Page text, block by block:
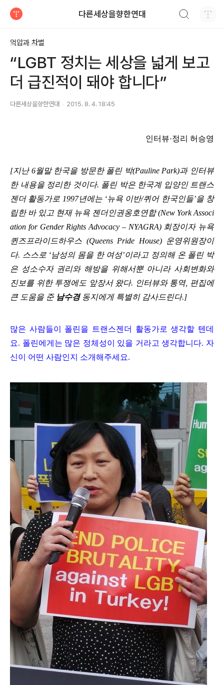
다른세상을향한연대
억압과 차별
“LGBT 정치는 세상을 넓게 보고
더 급진적이 돼야 합니다”
다른세상을향한연대 2015. 8. 4. 18:45
인터뷰·정리 허승영
[지난 6월말 한국을 방문한 폴린 박(Pauline Park)과 인터뷰
한 내용을 정리한 것이다. 폴린 박은 한국계 입양인 트랜스
젠더 활동가로 1997년에는 ‘뉴욕 이반/퀴어 한국인들’을 창
립한 바 있고 현재 뉴욕 젠더인권옹호연합 (New York Associ
ation for Gender Rights Advocacy – NYAGRA) 회장이자 뉴욕
퀸즈프라이드하우스 (Queens Pride House) 운영위원장이
다. 스스로 ‘남성의 몸을 한 여성’이라고 정의해 온 폴린 박
은 성소수자 권리와 해방을 위해서뿐 아니라 사회변화와
진보를 위한 투쟁에도 앞장서 왔다. 인터뷰와 통역, 편집에
큰 도움을 준 남수경동지에게 특별히 감사드린다.]
많은 사람들이 폴린을 트랜스젠더 활동가로 생각할 텐데
요. 폴린에게는 많은 정체성이 있을 거라고 생각합니다. 자
신이 어떤 사람인지 소개해주세요.